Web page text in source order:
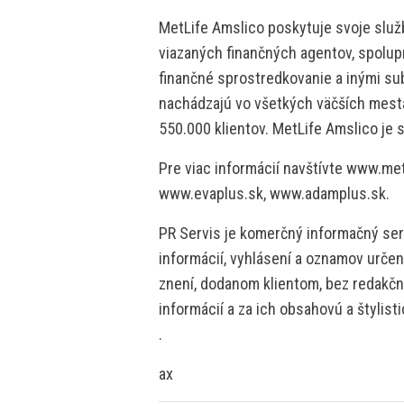
MetLife Amslico poskytuje svoje
viazaných finančných agentov,
finančné sprostredkovanie a inými
nachádzajú vo všetkých väčších
550.000 klientov. MetLife Amslico je
Pre viac informácií navštívte
www.evaplus.sk, www.adamplus.sk.
PR Servis je komerčný informačný
informácií, vyhlásení a oznamov
znení, dodanom klientom, bez
informácií a za ich obsahovú a
.
ax